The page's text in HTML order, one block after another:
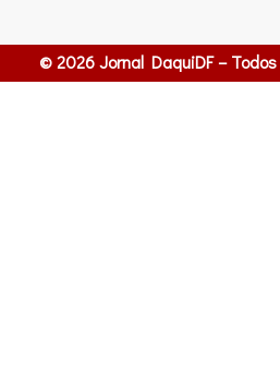
© 2026 Jornal DaquiDF –